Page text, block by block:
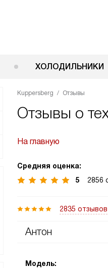
ХОЛОДИЛЬНИКИ
Kuppersberg Отзывы
Отзывы о
На главную
Средняя оценка:
5
2856
2835 отзывов
Антон
Модель: